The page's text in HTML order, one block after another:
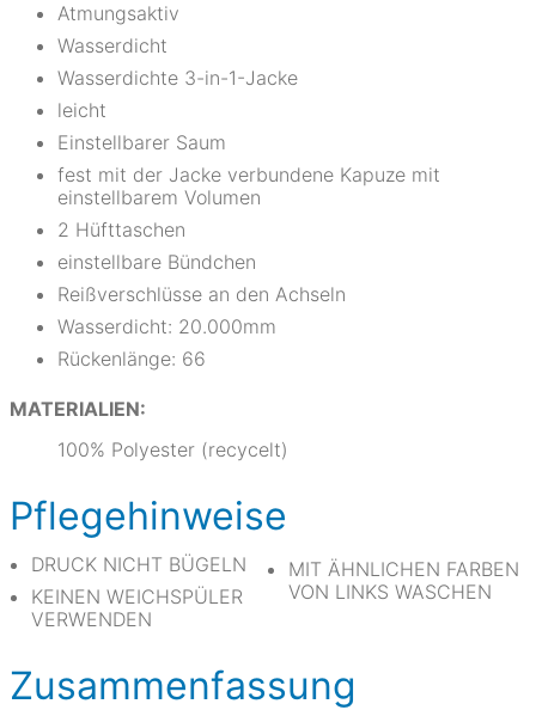
Atmungsaktiv
Wasserdicht
Wasserdichte 3-in-1-Jacke
leicht
Einstellbarer Saum
fest mit der Jacke verbundene Kapuze mit
einstellbarem Volumen
2 Hüfttaschen
einstellbare Bündchen
Reißverschlüsse an den Achseln
Wasserdicht: 20.000mm
Rückenlänge: 66
MATERIALIEN:
100% Polyester (recycelt)
Pflegehinweise
DRUCK NICHT BÜGELN
KEINEN WEICHSPÜLER
VERWENDEN
MIT ÄHNLICHEN FARBEN
VON LINKS WASCHEN
Zusammenfassung